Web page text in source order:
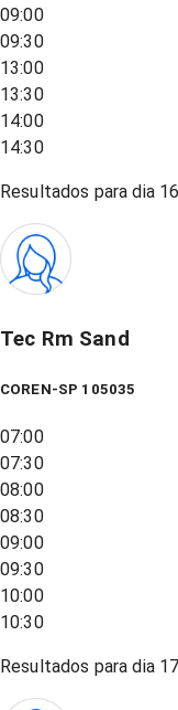
09:00
09:30
13:00
13:30
14:00
14:30
Resultados para dia
Tec Rm Sand
COREN-SP 105035
07:00
07:30
08:00
08:30
09:00
09:30
10:00
10:30
Resultados para dia